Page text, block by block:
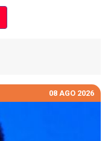
08 AGO 2026